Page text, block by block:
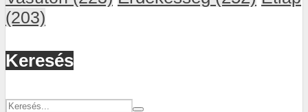
(203)
Keresés